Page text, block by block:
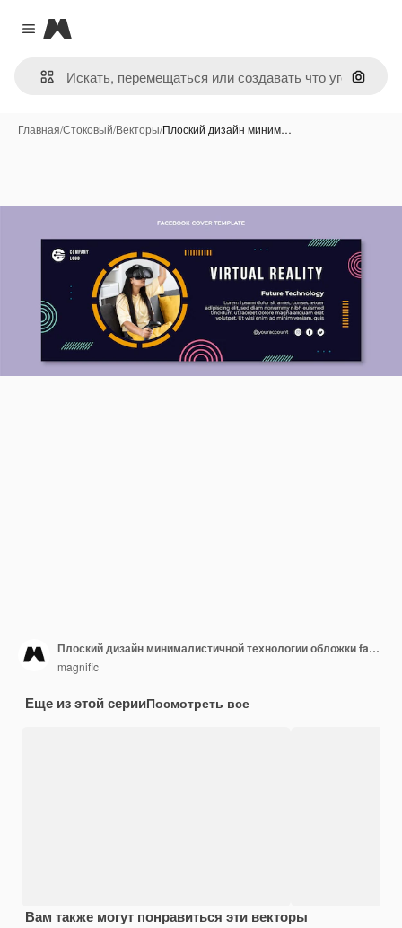
Close menu
Magnific
Поиск
Главная/Стоковый/Векторы/Плоский дизайн миним…
Плоский дизайн минималистичной технологии обложки facebook
magnific
Еще из этой серииПосмотреть все
Вам также могут понравиться эти векторы